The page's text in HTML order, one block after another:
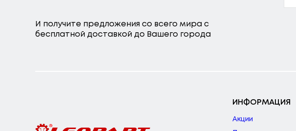
И получите предложения со всего мира с
бесплатной доставкой до Вашего города
ИНФОРМАЦИЯ
Акции